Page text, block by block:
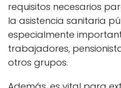
requisitos necesarios
la asistencia sanitaria
especialmente
trabajadores,
otros grupos.